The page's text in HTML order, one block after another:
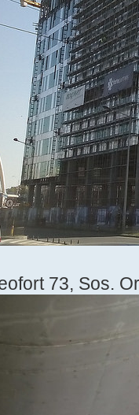
73, Sos.